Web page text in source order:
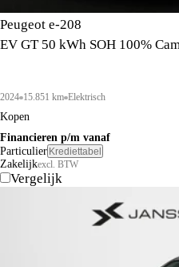
Peugeot e-208
EV GT 50 kWh SOH 100%
2024 15.851 km Elektrisch
Kopen
Financieren p/m vanaf
Particulier Krediettabel
Zakelijkexcl. BTW
Vergelijk